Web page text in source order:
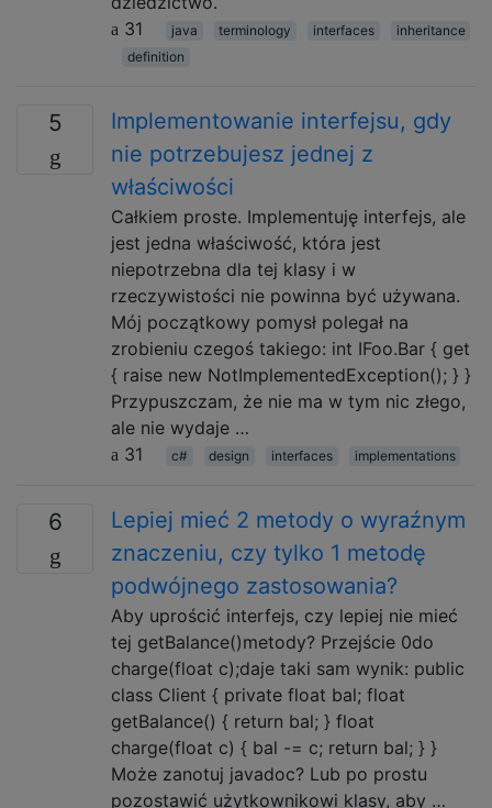
31
java terminology interfaces
inheritance
definition
5
Implementowanie interfejsu, gdy
nie potrzebujesz jednej z
właściwości
Całkiem proste. Implementuję interfejs, ale
jest jedna właściwość, która jest
niepotrzebna dla tej klasy i w
rzeczywistości nie powinna być używana.
Mój początkowy pomysł polegał na
zrobieniu czegoś takiego: int IFoo.Bar { get
{ raise new NotImplementedException(); } }
Przypuszczam, że nie ma w tym nic złego,
ale nie wydaje …
31
c# design interfaces implementations
6
Lepiej mieć 2 metody o wyraźnym
znaczeniu, czy tylko 1 metodę
podwójnego zastosowania?
Aby uprościć interfejs, czy lepiej nie mieć
tej getBalance()metody? Przejście 0do
charge(float c);daje taki sam wynik: public
class Client { private float bal; float
getBalance() { return bal; } float
charge(float c) { bal -= c; return bal; } }
Może zanotuj javadoc? Lub po prostu
pozostawić użytkownikowi klasy, aby …